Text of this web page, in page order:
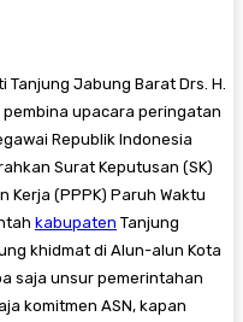
Tanjung Jabung Barat Drs. H.
pembina upacara peringatan
Republik Indonesia
Surat Keputusan (SK)
Kerja (PPPK) Paruh Waktu
kabupaten Tanjung
khidmat di Alun-alun Kota
saja unsur pemerintahan
komitmen ASN, kapan